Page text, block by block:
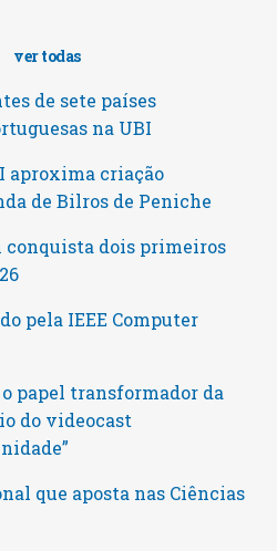
ver todas
de sete países
na UBI
aproxima criação
de Bilros de Peniche
conquista dois primeiros
pela IEEE Computer
papel transformador da
do videocast
que aposta nas Ciências